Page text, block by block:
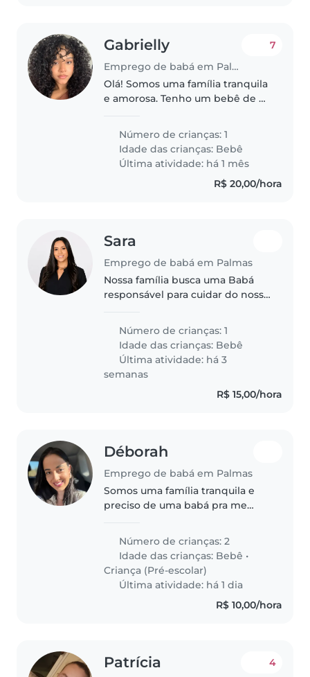
Gabrielly
Emprego de babá em Palmas
7
Olá! Somos uma família tranquila
e amorosa. Tenho um bebê de 9
babá carinhosa, paciente e de
confiança para cuidar dele no
período da tarde, das 13h às..
Número de crianças: 1
Idade das crianças: Bebê
Última atividade: há 1 mês
R$ 20,00/hora
Sara
Emprego de babá em Palmas
Nossa família busca uma Babá
responsável para cuidar do nosso
Precisamos de alguém que
goste de cozinhar e ajudar com
as tarefas domésticas. Entre em
contato..
Número de crianças: 1
Idade das crianças: Bebê
Última atividade: há 3
semanas
R$ 15,00/hora
Déborah
Emprego de babá em Palmas
Somos uma família tranquila e
preciso de uma babá pra me
Número de crianças: 2
Idade das crianças: Bebê •
Criança (Pré-escolar)
Última atividade: há 1 dia
R$ 10,00/hora
Patrícia 4